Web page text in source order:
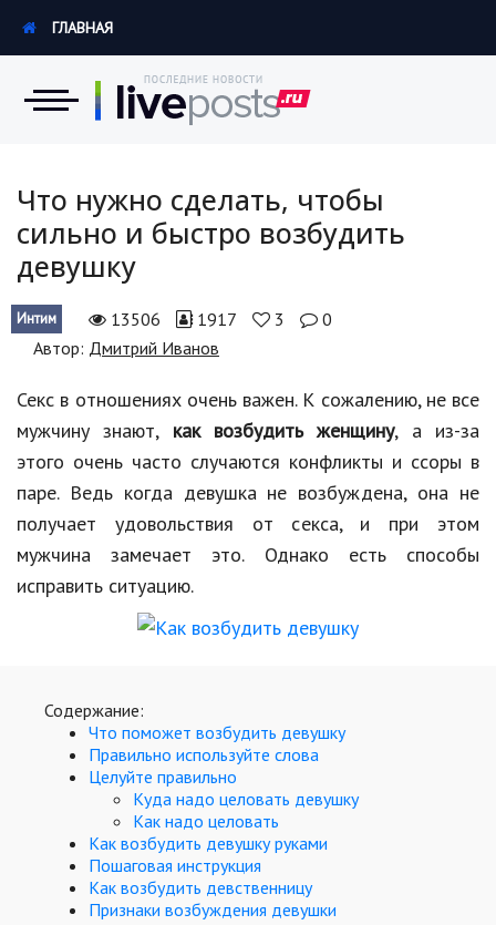
Экономика
Hi-Tech. Интернет
Наука и техника
Политика
Образование
В мире
Культура
Знаменитости
Статьи
Обзоры
Рецепты
ГЛАВНАЯ
Что нужно сделать, чтобы
сильно и быстро возбудить
девушку
Интим 13506 1917 3
0
Автор: Дмитрий Иванов
Секс в отношениях очень важен. К сожалению, не все
мужчину знают, как возбудить женщину, а из-за
этого очень часто случаются конфликты и ссоры в
паре. Ведь когда девушка не возбуждена, она не
получает удовольствия от секса, и при этом
мужчина замечает это. Однако есть способы
исправить ситуацию.
Содержание:
Что поможет возбудить девушку
Правильно используйте слова
Целуйте правильно
Куда надо целовать девушку
Как надо целовать
Как возбудить девушку руками
Пошаговая инструкция
Как возбудить девственницу
Признаки возбуждения девушки